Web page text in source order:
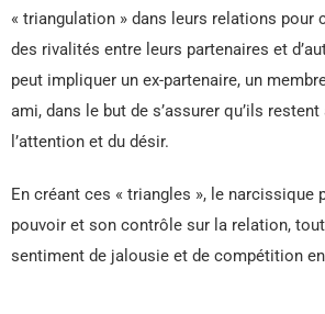
« triangulation » dans leurs relations pour
des rivalités entre leurs partenaires et
peut impliquer un ex-partenaire, un
ami, dans le but de s’assurer qu’ils
l’attention et du désir.
En créant ces « triangles », le narcissique
pouvoir et son contrôle sur la relation,
sentiment de jalousie et de compétition